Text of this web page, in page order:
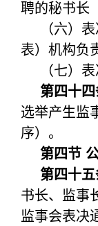
聘的秘书长
（六）
表）机构负
（七）
第四十四
选举产生监
序）。
第四节
第四十五
书长、监事
监事会表决